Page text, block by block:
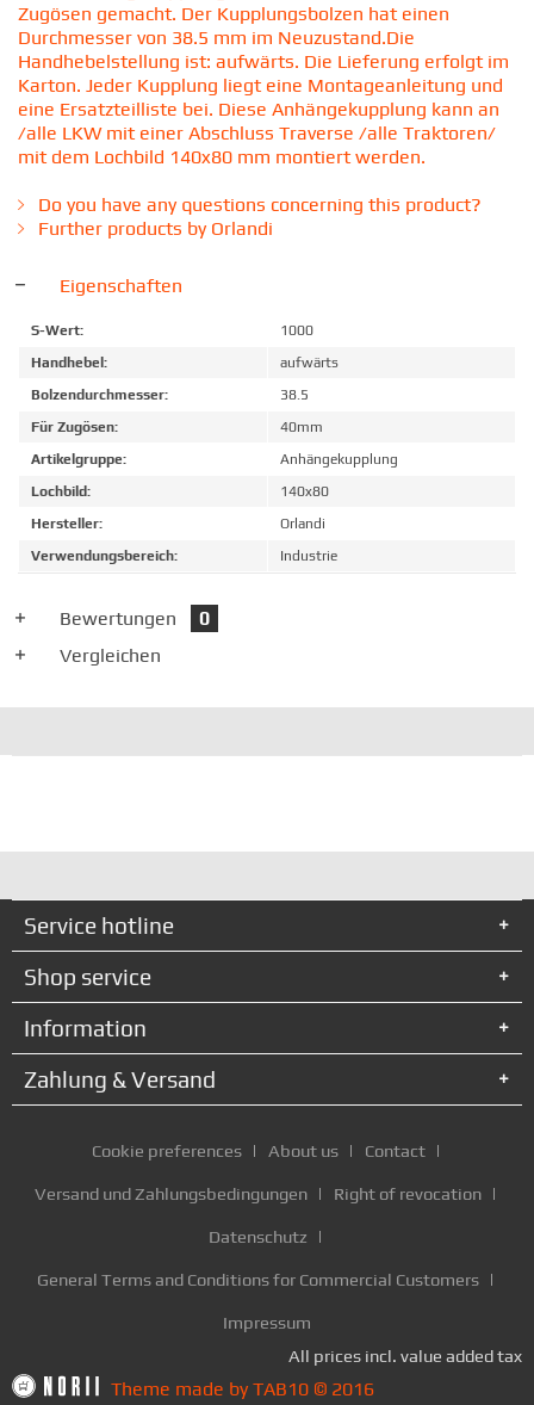
Zugösen gemacht. Der Kupplungsbolzen hat einen
Durchmesser von 38.5 mm im Neuzustand.Die
Handhebelstellung ist: aufwärts. Die Lieferung erfolgt im
Karton. Jeder Kupplung liegt eine Montageanleitung und
eine Ersatzteilliste bei. Diese Anhängekupplung kann an
/alle LKW mit einer Abschluss Traverse /alle Traktoren/
mit dem Lochbild 140x80 mm montiert werden.
Do you have any questions concerning this product?
Further products by Orlandi
Eigenschaften
S-Wert:
1000
Handhebel:
aufwärts
Bolzendurchmesser:
38.5
Für Zugösen:
40mm
Artikelgruppe:
Anhängekupplung
Lochbild:
140x80
Hersteller:
Orlandi
Verwendungsbereich:
Industrie
Bewertungen
0
Vergleichen
Service hotline
Shop service
Information
Zahlung & Versand
Cookie preferences About us Contact
Versand und Zahlungsbedingungen Right of revocation
Datenschutz
General Terms and Conditions for Commercial Customers
Impressum
All prices incl. value added tax
Theme made by TAB10 © 2016